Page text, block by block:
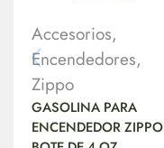
Accesorios,
Encendedores,
Zippo
GASOLINA PARA
ENCENDEDOR ZIPPO